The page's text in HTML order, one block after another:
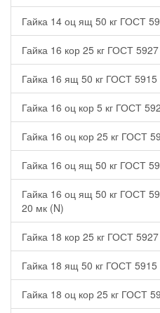
Гайка 14 оц ящ 50 кг ГОСТ
Гайка 16 кор 25 кг ГОСТ
Гайка 16 ящ 50 кг ГОСТ
Гайка 16 оц кор 5 кг ГОСТ
Гайка 16 оц кор 25 кг ГОСТ
Гайка 16 оц ящ 50 кг ГОСТ
Гайка 16 оц ящ 50 кг ГОСТ
20 мк (N)
Гайка 18 кор 25 кг ГОСТ
Гайка 18 ящ 50 кг ГОСТ
Гайка 18 оц кор 25 кг ГОСТ